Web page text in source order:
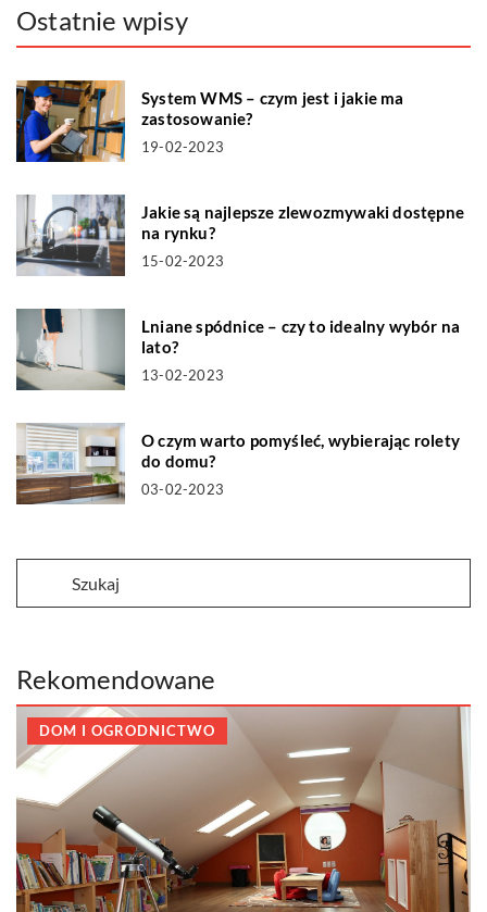
Ostatnie wpisy
System WMS – czym jest i jakie ma
zastosowanie?
19-02-2023
Jakie są najlepsze zlewozmywaki dostępne
na rynku?
15-02-2023
Lniane spódnice – czy to idealny wybór na
lato?
13-02-2023
O czym warto pomyśleć, wybierając rolety
do domu?
03-02-2023
Rekomendowane
DOM I OGRODNICTWO